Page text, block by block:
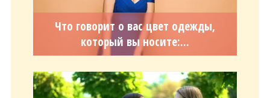
Что говорит о вас цвет одежды,
который вы носите:...